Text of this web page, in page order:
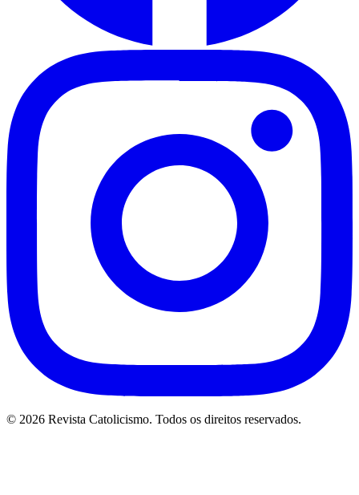
© 2026 Revista Catolicismo. Todos os direitos reservados.